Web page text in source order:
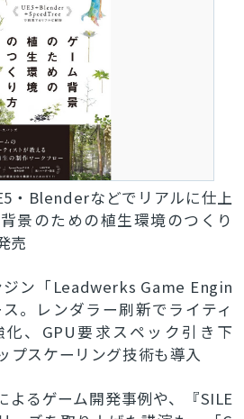
・Blenderなどでリアルに仕上
景のための植生環境のつくり
売
ン「Leadwerks Game Engin
。レンダラー刷新でライティ
化、GPU要求スペック引き下
プスケーリング技術も導入
よるゲーム開発事例や、『SILE